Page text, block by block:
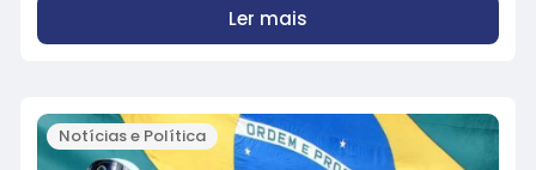
Ler mais
Notícias e Política